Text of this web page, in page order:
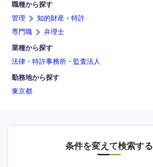
職種から探す
管理
知的財産・特許
専門職
弁理士
業種から探す
法律・特許事務所・監査法人
勤務地から探す
東京都
条件を変えて検索する
岡山県
山口県
香川県